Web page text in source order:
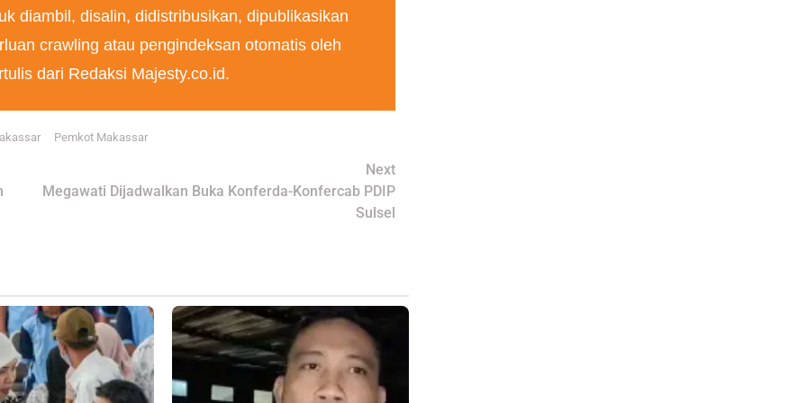
diambil, disalin, didistribusikan, dipublikasikan
crawling atau pengindeksan otomatis oleh
dari Redaksi Majesty.co.id.
Pemkot Makassar
Next
Megawati Dijadwalkan Buka Konferda-Konfercab PDIP
Sulsel